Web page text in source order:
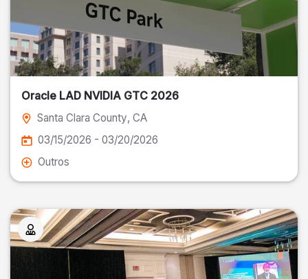
Oracle LAD NVIDIA GTC 2026
Santa Clara County, CA
03/15/2026 - 03/20/2026
Outros